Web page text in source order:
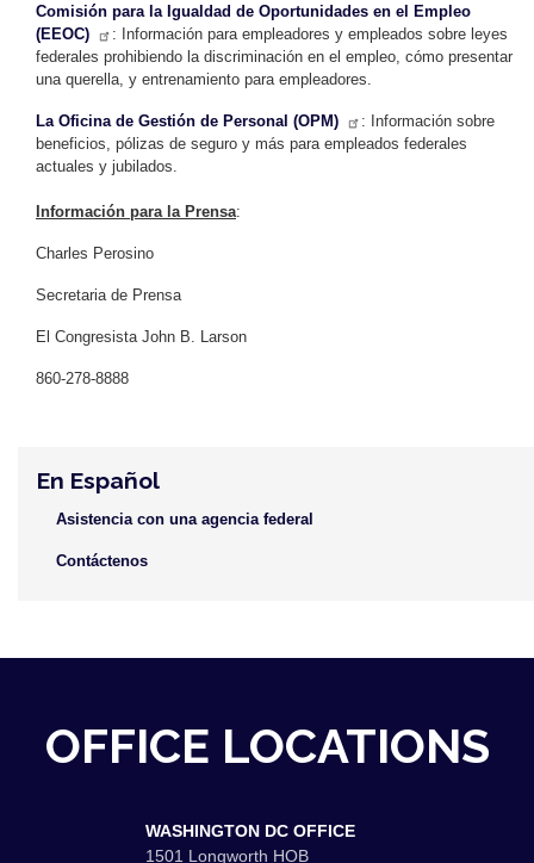
Comisión para la Igualdad de Oportunidades en el Empleo
(EEOC)
: Información para empleadores y empleados sobre leyes
federales prohibiendo la discriminación en el empleo, cómo presentar
una querella, y entrenamiento para empleadores.
La Oficina de Gestión de Personal (OPM)
: Información sobre
beneficios, pólizas de seguro y más para empleados federales
actuales y jubilados.
Información para la Prensa:
Charles Perosino
Secretaria de Prensa
El Congresista John B. Larson
860-278-8888
En Español
Asistencia con una agencia federal
Contáctenos
OFFICE LOCATIONS
WASHINGTON DC OFFICE
1501 Longworth HOB